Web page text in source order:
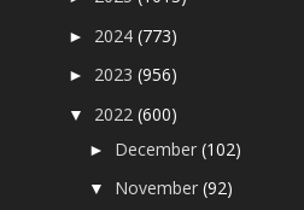
► 2024(773)
► 2023(956)
▼ 2022(600)
► December(102)
▼ November(92)